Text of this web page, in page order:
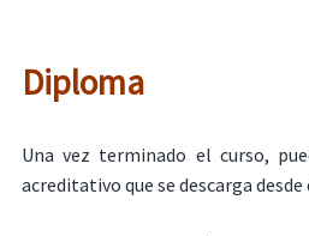
Diploma
Una vez terminado el curso,
acreditativo que se descarga